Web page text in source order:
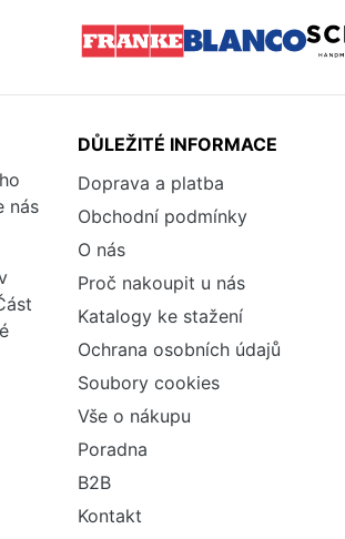
nás
DŮLEŽITÉ INFORMACE
Doprava a platba
Obchodní podmínky
O nás
Proč nakoupit u nás
Katalogy ke stažení
Ochrana osobních údajů
Soubory cookies
Vše o nákupu
Poradna
B2B
Kontakt